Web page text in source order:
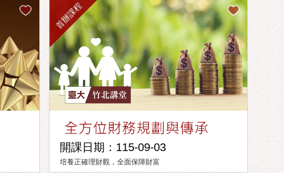
首辦課程
開課日期：115-09-03
培養正確理財觀，全面保障財富